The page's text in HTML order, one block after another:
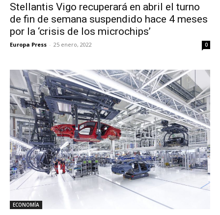
Stellantis Vigo recuperará en abril el turno
de fin de semana suspendido hace 4 meses
por la ‘crisis de los microchips’
Europa Press - 25 enero, 2022 0
ECONOMÍA